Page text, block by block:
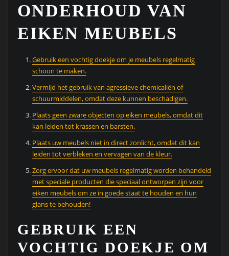
ONDERHOUD VAN
EIKEN MEUBELS
Gebruik een vochtig doekje om je meubels regelmatig
schoon te maken.
Vermijd het gebruik van agressieve chemicaliën of
schuurmiddelen, omdat deze kunnen beschadigen.
Plaats geen zware objecten op eiken meubels, omdat dit
kan leiden tot krassen en barsten.
Plaats uw meubels niet in direct zonlicht, omdat dit kan
leiden tot verbleken en vervagen van de kleur.
Zorg ervoor dat uw meubels regelmatig worden behandeld
met speciale producten die speciaal ontworpen zijn voor
eiken meubels om ze in goede staat te houden en hun
glans te behouden!
GEBRUIK EEN
VOCHTIG DOEKJE OM